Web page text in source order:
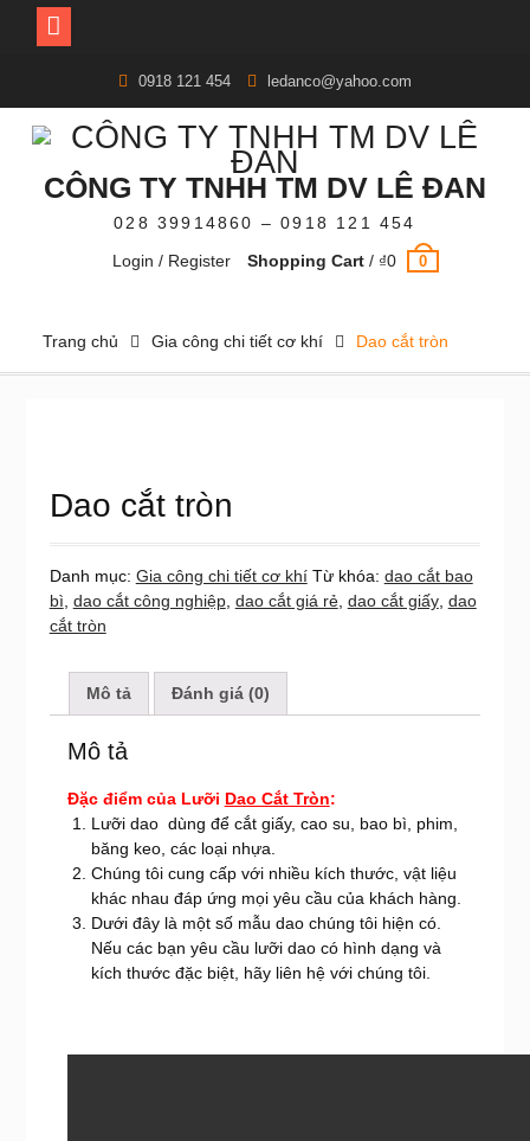
content
0918 121 454 ledanco@yahoo.com
CÔNG TY TNHH TM DV LÊ ĐAN
028 39914860 – 0918 121 454
Login / Register
Shopping Cart / ₫0 0
Trang chủ Gia công chi tiết cơ khí Dao cắt tròn
Dao cắt tròn
Danh mục: Gia công chi tiết cơ khí Từ khóa: dao cắt bao
bì dao cắt công nghiệp, dao cắt giá rẻ, dao cắt giấy, dao
cắt tròn
Mô tả Đánh giá (0)
Mô tả
Đặc điểm của Lưỡi Dao Cắt Tròn:
Lưỡi dao dùng để cắt giấy, cao su, bao bì, phim,
băng keo, các loại nhựa.
Chúng tôi cung cấp với nhiều kích thước, vật liệu
khác nhau đáp ứng mọi yêu cầu của khách hàng.
Dưới đây là một số mẫu dao chúng tôi hiện có.
Nếu các bạn yêu cầu lưỡi dao có hình dạng và
kích thước đặc biệt, hãy liên hệ với chúng tôi.